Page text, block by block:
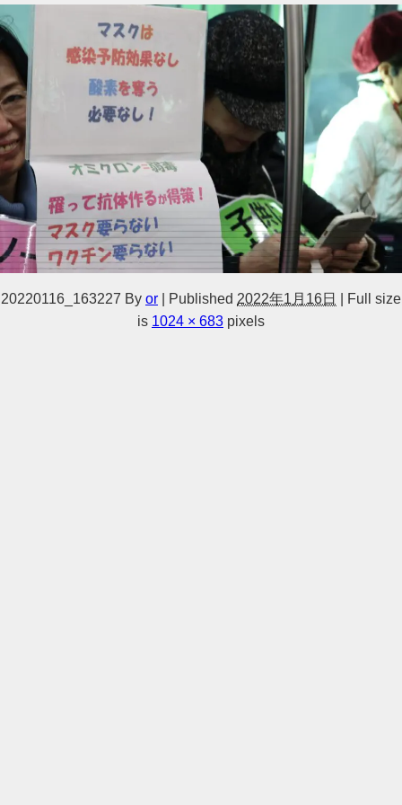
20220116_163227 By or Published 2022年1月16日
Full size
is 1024 × 683 pixels